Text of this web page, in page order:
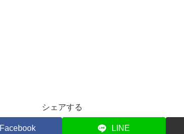
シェアする
Facebook LINE